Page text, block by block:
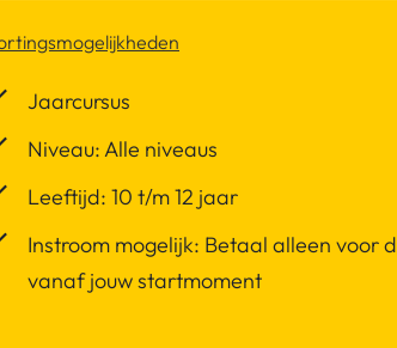
Jaarcursus
Niveau: Alle niveaus
Leeftijd: 10 t/m 12 jaar
Instroom mogelijk: Betaal alleen voor
vanaf jouw startmoment